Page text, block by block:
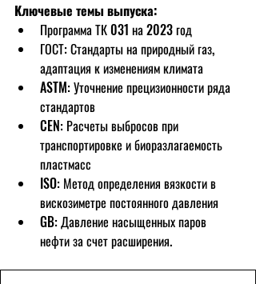
Ключевые темы выпуска:
Программа ТК 031 на 2023 год
ГОСТ: Стандарты на природный газ,
адаптация к изменениям климата
ASTM: Уточнение прецизионности ряда
стандартов
CEN: Расчеты выбросов при
транспортировке и биоразлагаемость
пластмасс
ISO: Метод определения вязкости в
вискозиметре постоянного давления
GB: Давление насыщенных паров
нефти за счет расширения.